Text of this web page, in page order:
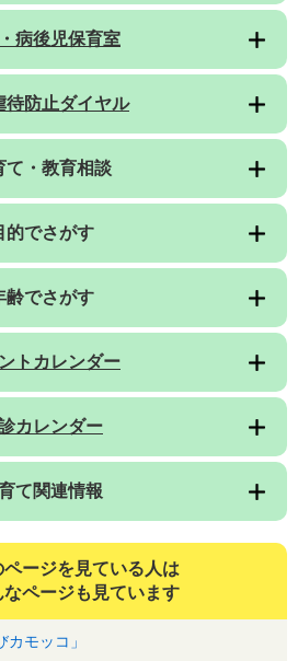
病後児保育室
待防止ダイヤル
て・教育相談
的でさがす
齢でさがす
トカレンダー
カレンダー
て関連情報
ページを見ている人は
なページも見ています
モッコ」